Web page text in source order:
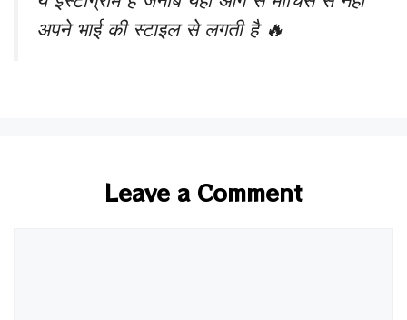
अपने भाई की स्टाइल से लगती है 🔥
Leave a Comment